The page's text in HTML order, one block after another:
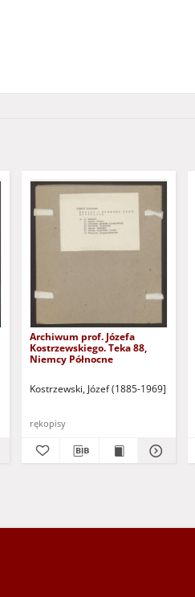
Archiwum prof. Józefa
Kostrzewskiego. Teka 88,
Niemcy Północne
Kostrzewski, Józef (1885-1969]
rękopisy